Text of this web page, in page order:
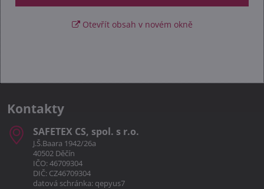
Otevřít obsah v novém okně
Kontakty
SAFETEX CS, spol​. s r​.o​.
J.Š.Baara 1942/26a
40502 Děčín
IČO: 46709304
DIČ: CZ46709304
datová schránka: qepyus7